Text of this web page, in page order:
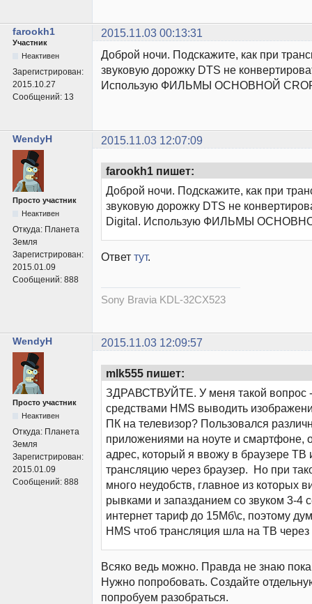
farookh1 2015.11.03 00:13:31
Участник
Неактивен
Зарегистрирован:
2015.10.27
Сообщений: 13
Доброй ночи. Подскажите, как при
звуковую дорожку DTS не
Использую ФИЛЬМЫ ОСНОВНОЙ
WendyH 2015.11.03 12:07:09
Просто участник
Неактивен
Откуда: Планета
Земля
Зарегистрирован:
2015.01.09
Сообщений: 888
farookh1 пишет:
Доброй ночи. Подскажите, как при
звуковую дорожку DTS не
Digital. Использую ФИЛЬМЫ
Ответ тут.
Sony Bravia KDL-32CX523
WendyH 2015.11.03 12:09:57
Просто участник
Неактивен
Откуда: Планета
Земля
Зарегистрирован:
2015.01.09
Сообщений: 888
mlk555 пишет:
ЗДРАВСТВУЙТЕ. У меня такой вопрос
средствами HMS выводить
ПК на телевизор? Пользовался
приложениями на ноуте и смартфоне,
адрес, который я ввожу в браузере ТВ
трансляцию через браузер. Но при
много неудобств, главное из которых
рывками и запазданием со звуком 3-4
интернет тариф до 15Мб\с, поэтому
HMS чтоб трансляция шла на ТВ через
Всяко ведь можно. Правда не знаю
Нужно попробовать. Создайте
попробуем разобраться.